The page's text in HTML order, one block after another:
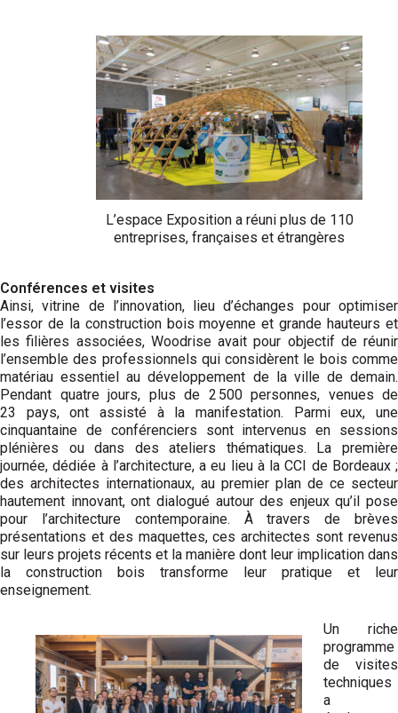
L’espace Exposition a réuni plus de 110
entreprises, françaises et étrangères
Conférences et visites
Ainsi, vitrine de l’innovation, lieu d’échanges pour optimiser
l’essor de la construction bois moyenne et grande hauteurs et
les filières associées, Woodrise avait pour objectif de réunir
l’ensemble des professionnels qui considèrent le bois comme
matériau essentiel au développement de la ville de demain.
Pendant quatre jours, plus de 2 500 personnes, venues de
23 pays, ont assisté à la manifestation. Parmi eux, une
cinquantaine de conférenciers sont intervenus en sessions
plénières ou dans des ateliers thématiques. La première
journée, dédiée à l’architecture, a eu lieu à la CCI de Bordeaux ;
des architectes internationaux, au premier plan de ce secteur
hautement innovant, ont dialogué autour des enjeux qu’il pose
pour l’architecture contemporaine. À travers de brèves
présentations et des maquettes, ces architectes sont revenus
sur leurs projets récents et la manière dont leur implication dans
la construction bois transforme leur pratique et leur
enseignement.
Un riche
programme
de visites
techniques
a